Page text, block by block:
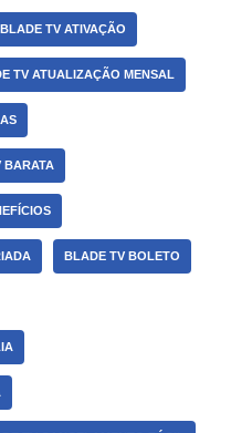
BLADE TV ATIVAÇÃO
TV ATUALIZAÇÃO MENSAL
BARATA
BLADE TV BOLETO